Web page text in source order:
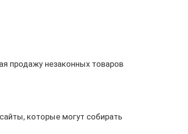
продажу незаконных товаров
которые могут собирать